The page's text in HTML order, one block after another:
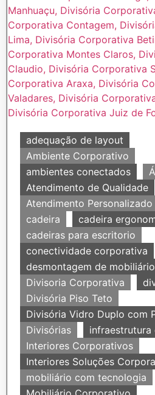
adequação de layout
Ambiente Corporativo
ambientes conectados
Atendimento de Qualidade
Atendimento Personalizado
cadeira
cadeira
cadeiras para escritorio
conectividade corporativa
desmontagem de mobiliário
Divisoria Corporativa
Divisória Piso Teto
Divisória Vidro Duplo com
Divisórias
Interiores Corporativos
Interiores Soluções
mobiliário com tecnologia